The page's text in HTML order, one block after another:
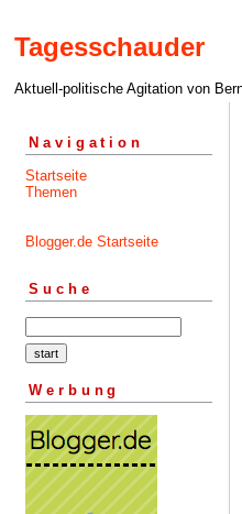
Tagesschauder
Aktuell-politische Agitation von
Navigation
Startseite
Themen
Blogger.de Startseite
Suche
Werbung